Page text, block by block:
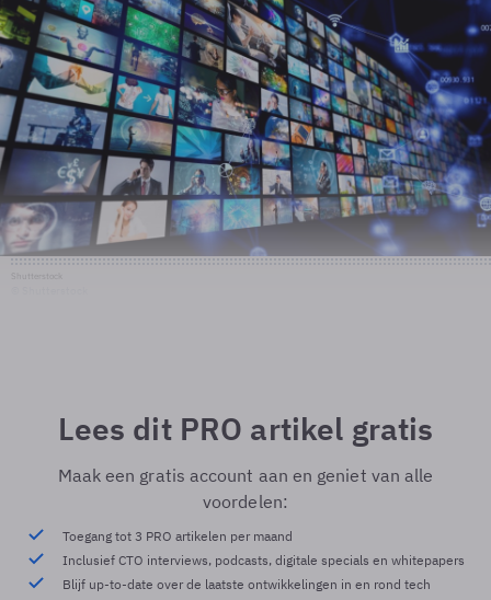
Lees dit PRO artikel gratis
Maak een gratis account aan en geniet van alle
voordelen:
Toegang tot 3 PRO artikelen per maand
Inclusief CTO interviews, podcasts, digitale specials en whitepapers
Blijf up-to-date over de laatste ontwikkelingen in en rond tech